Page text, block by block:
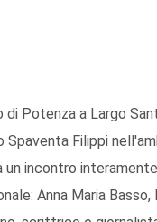
Potenza a Largo
Spaventa Filippi
un incontro
Anna Maria